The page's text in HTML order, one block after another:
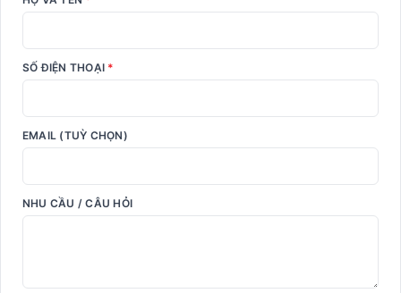
SỐ ĐIỆN THOẠI *
EMAIL (TUỲ CHỌN)
NHU CẦU / CÂU HỎI